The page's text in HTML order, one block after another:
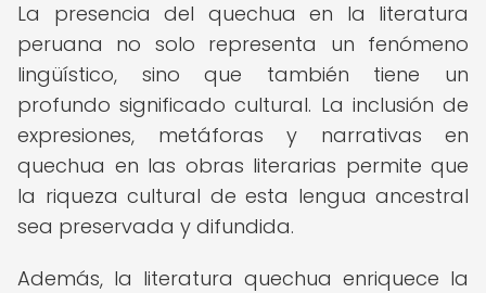
La presencia del quechua en la literatura
peruana no solo representa un fenómeno
lingüístico, sino que también tiene un
profundo significado cultural. La inclusión de
expresiones, metáforas y narrativas en
quechua en las obras literarias permite que
la riqueza cultural de esta lengua ancestral
sea preservada y difundida.
Además, la literatura quechua enriquece la